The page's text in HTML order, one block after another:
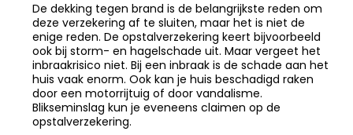
De dekking tegen brand is de belangrijkste reden om
deze verzekering af te sluiten, maar het is niet de
enige reden. De opstalverzekering keert bijvoorbeeld
ook bij storm- en hagelschade uit. Maar vergeet het
inbraakrisico niet. Bij een inbraak is de schade aan het
huis vaak enorm. Ook kan je huis beschadigd raken
door een motorrijtuig of door vandalisme.
Blikseminslag kun je eveneens claimen op de
opstalverzekering.